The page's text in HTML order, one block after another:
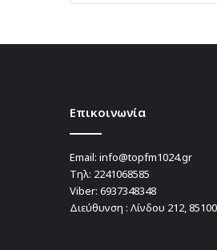
Επικοινωνία
Email: info@topfm1024.gr
Τηλ: 2241068585
Viber: 6937348348
Διεύθυνση : Λίνδου 212,